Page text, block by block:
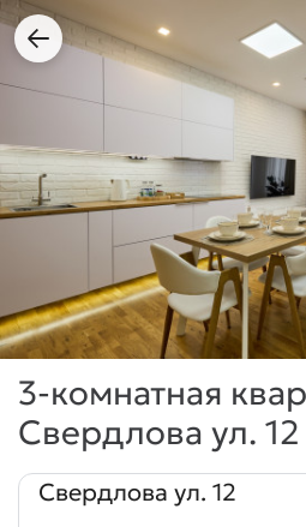
3-комнатная
Свердлова ул. 12
Свердлова ул. 12